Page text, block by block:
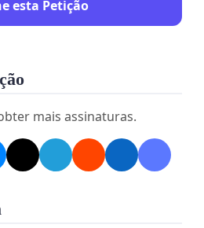
esta Petição
mais assinaturas.